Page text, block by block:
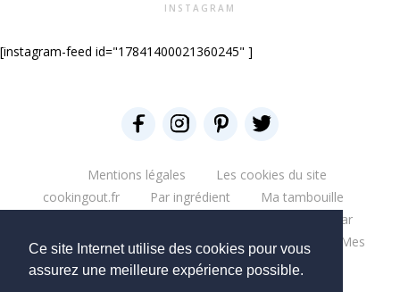
Ce site Internet utilise des cookies pour vous
assurez une meilleure expérience possible.
INSTAGRAM
[instagram-feed id="17841400021360245" ]
Mentions légales
Les cookies du site
cookingout.fr
Par ingrédient
Ma tambouille
Par
ingrédient
Mes aventures Bonne table
Mes
escapades
Que du blabla
Mes bouquins